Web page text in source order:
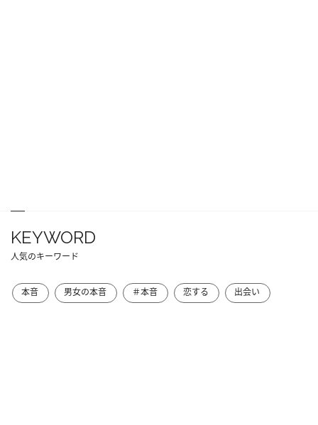
KEYWORD
人気のキーワード
本音 男女の本音 ＃本音 恋する 出会い